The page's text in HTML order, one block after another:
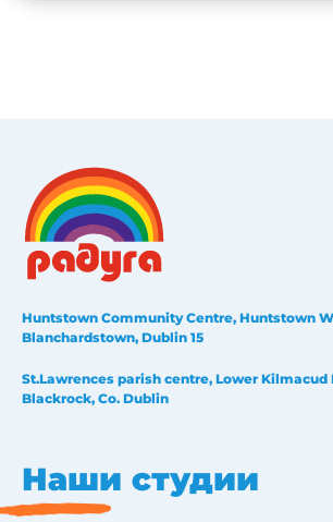
Huntstown Community Centre, Huntstown
Blanchardstown, Dublin 15
St.Lawrences parish centre, Lower Kilmacud
Blackrock, Co. Dublin
Наши студии